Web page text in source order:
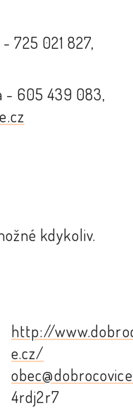
725 021 827,
- 605 439 083,
kdykoliv.
http://
e.cz/
4rdj2r7